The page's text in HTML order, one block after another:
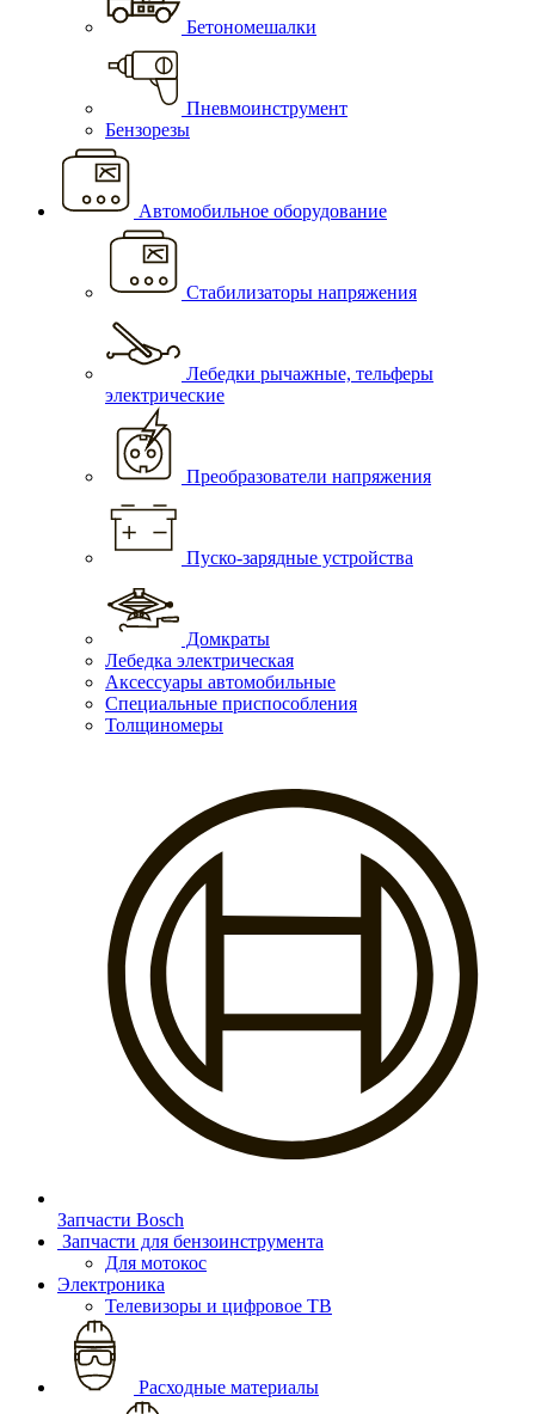
Бетономешалки
Пневмоинструмент
Бензорезы
Автомобильное оборудование
Стабилизаторы напряжения
Лебедки рычажные, тельферы
электрические
Преобразователи напряжения
Пуско-зарядные устройства
Домкраты
Лебедка электрическая
Аксессуары автомобильные
Специальные приспособления
Толщиномеры
Запчасти Bosch
Запчасти для бензоинструмента
Для мотокос
Электроника
Телевизоры и цифровое ТВ
Расходные материалы